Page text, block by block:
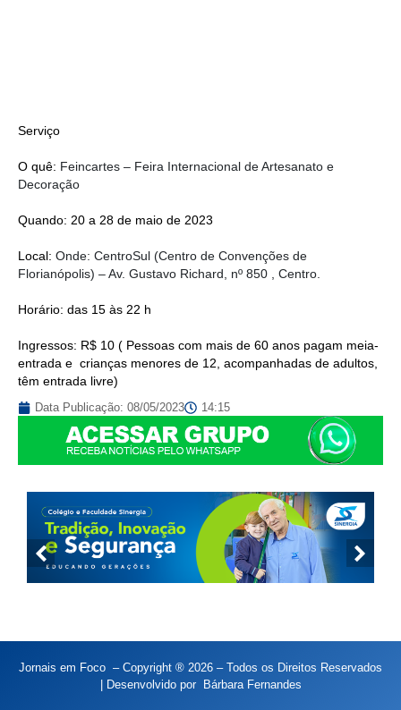
Serviço
O quê: Feincartes – Feira Internacional de Artesanato e
Decoração
Quando: 20 a 28 de maio de 2023
Local: Onde: CentroSul (Centro de Convenções de
Florianópolis) – Av. Gustavo Richard, nº 850 , Centro.
Horário: das 15 às 22 h
Ingressos: R$ 10 ( Pessoas com mais de 60 anos pagam meia-
entrada e crianças menores de 12, acompanhadas de adultos,
têm entrada livre)
Data Publicação: 08/05/2023 14:15
Jornais em Foco – Copyright ® 2026 – Todos os Direitos Reservados
| Desenvolvido por
Bárbara Fernandes